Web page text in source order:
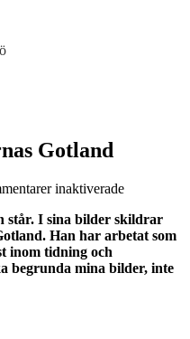
Gotland
inaktiveradeför
av
står. I sina bilder skildrar
Han har arbetat som
inom tidning och
begrunda mina bilder, inte